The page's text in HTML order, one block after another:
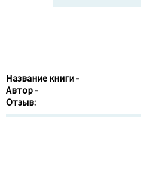
Название книги -
Автор -
Отзыв: